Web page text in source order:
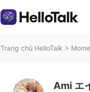
Trang chủ HelloTalk >
Ami エ